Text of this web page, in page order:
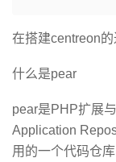
发
在搭建centreon的
什么是pear
pear是PHP扩展
Application
用的一个代码仓